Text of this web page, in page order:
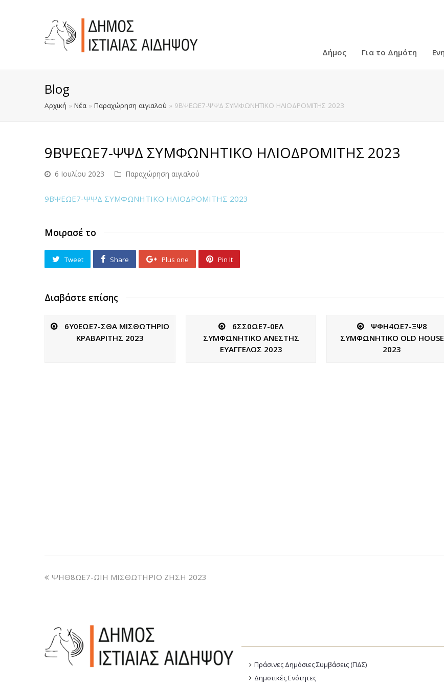
Δήμος Για το Δημότη
Blog
Αρχική » Νέα » Παραχώρηση αιγιαλού » 9ΒΨΕΩΕ7-ΨΨΔ ΣΥΜΦΩΝΗΤΙΚΟ ΗΛΙΟΔΡΟΜΙΤΗΣ 2023
9ΒΨΕΩΕ7-ΨΨΔ ΣΥΜΦΩΝΗΤΙΚΟ ΗΛΙΟΔΡΟΜΙΤΗΣ 2023
6 Ιουλίου 2023 Παραχώρηση αιγιαλού
9ΒΨΕΩΕ7-ΨΨΔ ΣΥΜΦΩΝΗΤΙΚΟ ΗΛΙΟΔΡΟΜΙΤΗΣ 2023
Μοιρασέ το
Tweet Share Plus one Pin It
Διαβάστε επίσης
6Υ0ΕΩΕ7-ΣΘΑ ΜΙΣΘΩΤΗΡΙΟ
ΚΡΑΒΑΡΙΤΗΣ 2023
6ΣΣ0ΩΕ7-0ΕΛ
ΣΥΜΦΩΝΗΤΙΚΟ ΑΝΕΣΤΗΣ
ΕΥΑΓΓΕΛΟΣ 2023
ΨΦΗ4ΩΕ7-ΞΨ8
ΣΥΜΦΩΝΗΤΙΚΟ OLD HOUSE
2023
ΨΗΘ8ΩΕ7-ΩΙΗ ΜΙΣΘΩΤΗΡΙΟ ΖΗΣΗ 2023
Πράσινες Δημόσιες Συμβάσεις (ΠΔΣ)
Δημοτικές Ενότητες